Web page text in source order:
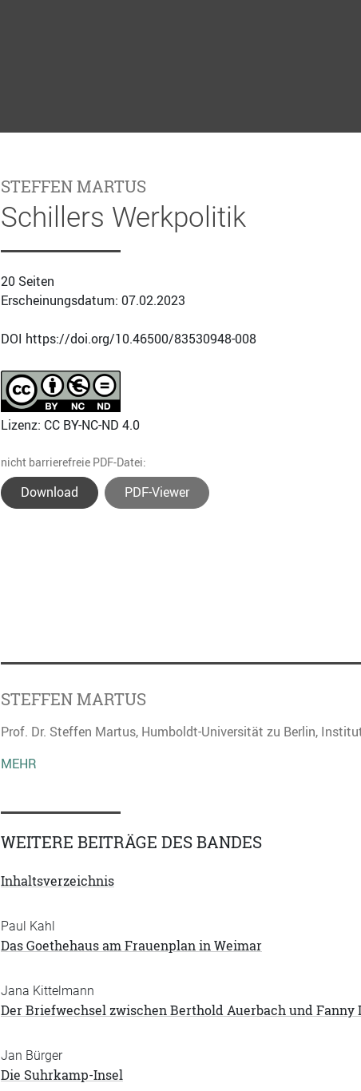
STEFFEN MARTUS
Schillers Werkpolitik
20 Seiten
Erscheinungsdatum: 07.02.2023
DOI https://doi.org/10.46500/83530948-008
Lizenz: CC BY-NC-ND 4.0
nicht barrierefreie PDF-Datei:
Download PDF-Viewer
STEFFEN MARTUS
Prof. Dr. Steffen Martus, Humboldt-Universität zu Berlin,
MEHR
WEITERE BEITRÄGE DES BANDES
Inhaltsverzeichnis
Paul Kahl
Das Goethehaus am Frauenplan in Weimar
Jana Kittelmann
Der Briefwechsel zwischen Berthold Auerbach und Fanny
Jan Bürger
Die Suhrkamp-Insel